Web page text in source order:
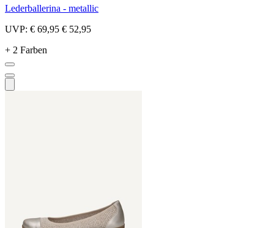
Lederballerina - metallic
UVP: € 69,95 € 52,95
+ 2 Farben